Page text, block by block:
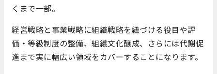
くまで一部。
経営戦略と事業戦略に組織戦略を紐づける役目や評
価・等級制度の整備、組織文化醸成、さらには代謝促
進まで実に幅広い領域をカバーすることになります。